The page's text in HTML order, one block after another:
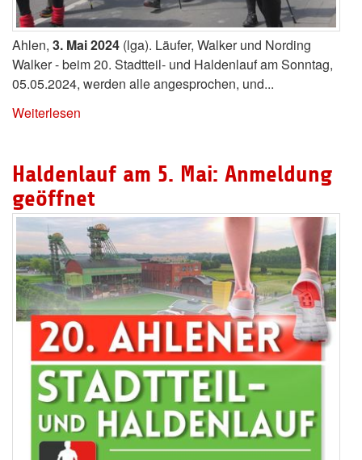
Ahlen, 3. Mai 2024 (lga). Läufer, Walker und Nording
Walker - beim 20. Stadtteil- und Haldenlauf am Sonntag,
05.05.2024, werden alle angesprochen, und...
Weiterlesen
Haldenlauf am 5. Mai: Anmeldung
geöffnet